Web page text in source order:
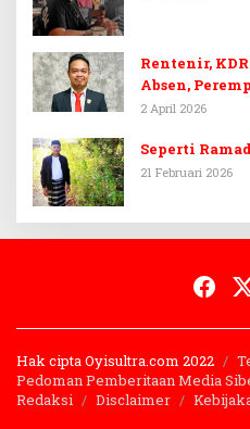
Rentenir,
Absen,
2 April 2026
Seperti
21 Februari 2026
Hak cipta Oyisultra.com 2022
Pedoman Pemberitaan Media
Redaksi
Disclaimer